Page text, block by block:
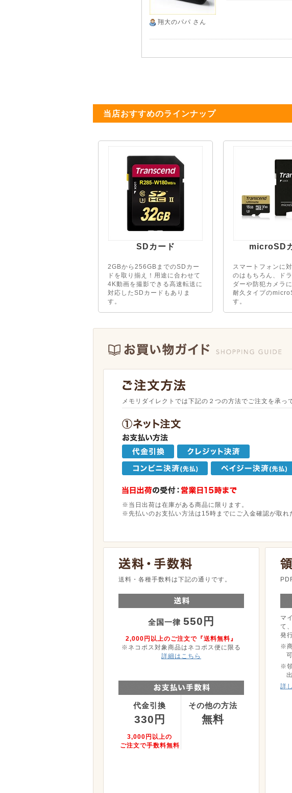
翔大のパパ さん
当店おすすめのラインナップ
SDカード
2GBから256GBまでのSDカー
ドを取り揃え！用途に合わせて
4K動画を撮影できる高速転送に
対応したSDカードもありま
す。
microSD
スマートフォンに
のはもちろん、ド
ダーや防犯カメラ
耐久タイプの
す。
メモリダイレクトでは下記の２つの方法でご注文を承っ
※当日出荷は在庫がある商品に限ります。
※先払いのお支払い方法は15時までにご入金確認が取れ
送料・各種手数料は下記の通りです。
全国一律 550円
2,000円以上のご注文で『送料無料』
※ネコポス対象商品はネコポス便に限る
詳細はこちら
代金引換
330円
3,000円以上の
ご注文で手数料無料
その他の方法
無料
マ
て
発
※
※
詳